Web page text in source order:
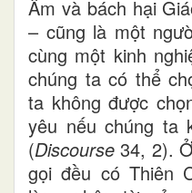
Âm và bách hại
– cũng là một
cùng một kinh
chúng ta có thể
ta không được
yêu nếu chúng ta
(Discourse 34, 2).
gọi đều có Thiên